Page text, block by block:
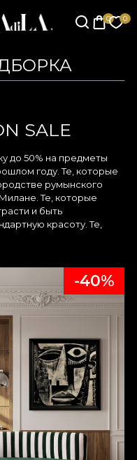
SALE
до 50% на предметы
году. Те, которые
румынского
Те, которые
и быть
красоту. Те,
восхищения всех
своим шармом и
чтобы передать её
искусстве лучше, чем
опытом и
-40%